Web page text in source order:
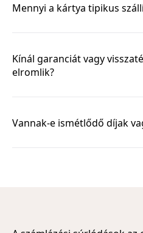
Mennyi a kártya tipikus
Kínál garanciát vagy
elromlik?
Vannak-e ismétlődő díjak